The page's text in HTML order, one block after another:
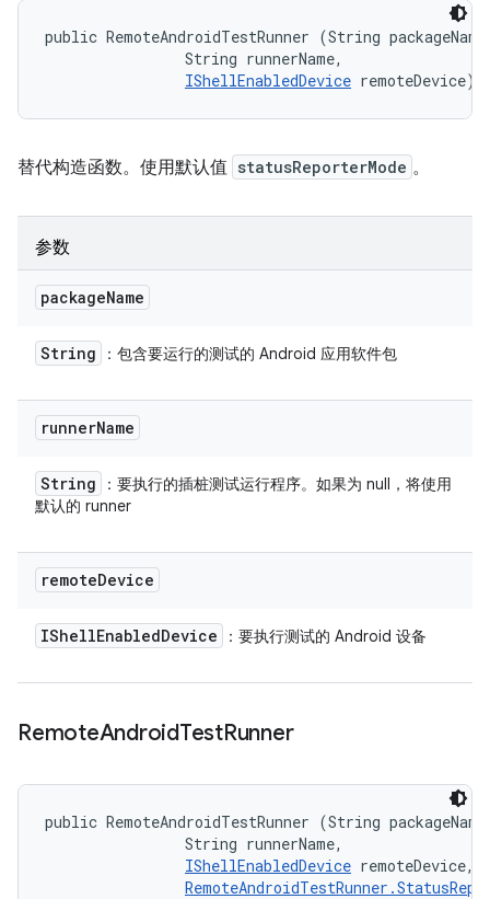
public RemoteAndroidTestRunner (String
                String runnerName,
IShellEnabledDevice remoteDevice)
替代构造函数。使用默认值 statusReporterMode 。
参数
packageName
String ：包含要运行的测试的 Android 应用软件包
runnerName
String
：要执行的插桩测试运行程序。如果为 null，将使用
默认的 runner
remoteDevice
IShellEnabledDevice ：要执行测试的 Android 设备
RemoteAndroidTestRunner
public RemoteAndroidTestRunner (String
                String runnerName,
IShellEnabledDevice remoteDevice,